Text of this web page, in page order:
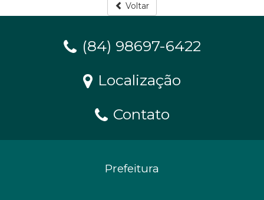
Voltar
(84) 98697-6422
Localização
Contato
Prefeitura